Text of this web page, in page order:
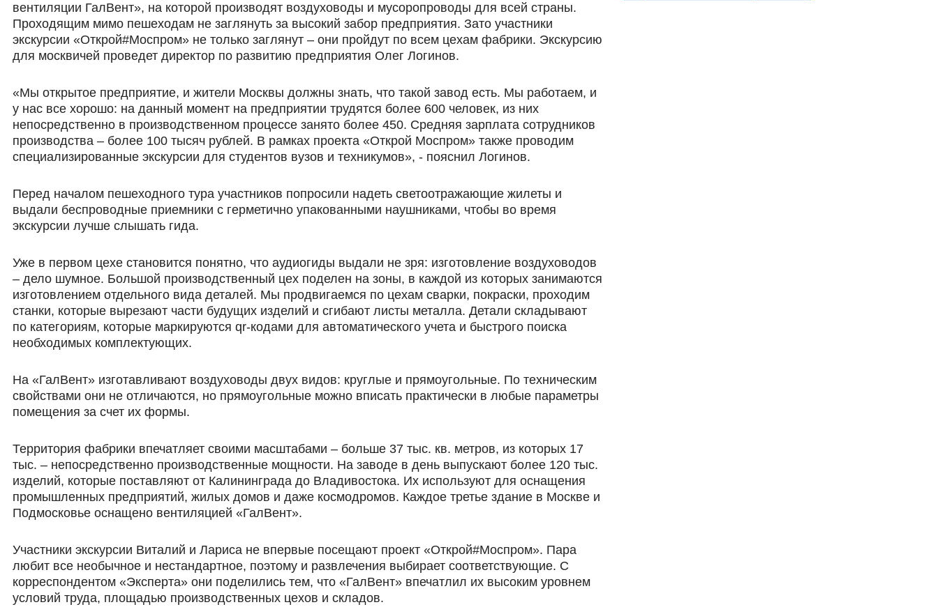
вентиляции ГалВент», на которой производят воздуховоды и мусоропроводы для всей страны.
Проходящим мимо пешеходам не заглянуть за высокий забор предприятия. Зато участники
экскурсии «Открой#Моспром» не только заглянут – они пройдут по всем цехам фабрики. Экскурсию
для москвичей проведет директор по развитию предприятия Олег Логинов.
«Мы открытое предприятие, и жители Москвы должны знать, что такой завод есть. Мы работаем, и
у нас все хорошо: на данный момент на предприятии трудятся более 600 человек, из них
непосредственно в производственном процессе занято более 450. Средняя зарплата сотрудников
производства – более 100 тысяч рублей. В рамках проекта «Открой Моспром» также проводим
специализированные экскурсии для студентов вузов и техникумов», - пояснил Логинов.
Перед началом пешеходного тура участников попросили надеть светоотражающие жилеты и
выдали беспроводные приемники с герметично упакованными наушниками, чтобы во время
экскурсии лучше слышать гида.
Уже в первом цехе становится понятно, что аудиогиды выдали не зря: изготовление воздуховодов
– дело шумное. Большой производственный цех поделен на зоны, в каждой из которых занимаются
изготовлением отдельного вида деталей. Мы продвигаемся по цехам сварки, покраски, проходим
станки, которые вырезают части будущих изделий и сгибают листы металла. Детали складывают
по категориям, которые маркируются qr-кодами для автоматического учета и быстрого поиска
необходимых комплектующих.
На «ГалВент» изготавливают воздуховоды двух видов: круглые и прямоугольные. По техническим
свойствами они не отличаются, но прямоугольные можно вписать практически в любые параметры
помещения за счет их формы.
Территория фабрики впечатляет своими масштабами – больше 37 тыс. кв. метров, из которых 17
тыс. – непосредственно производственные мощности. На заводе в день выпускают более 120 тыс.
изделий, которые поставляют от Калининграда до Владивостока. Их используют для оснащения
промышленных предприятий, жилых домов и даже космодромов. Каждое третье здание в Москве и
Подмосковье оснащено вентиляцией «ГалВент».
Участники экскурсии Виталий и Лариса не впервые посещают проект «Открой#Моспром». Пара
любит все необычное и нестандартное, поэтому и развлечения выбирает соответствующие. С
корреспондентом «Эксперта» они поделились тем, что «ГалВент» впечатлил их высоким уровнем
условий труда, площадью производственных цехов и складов.